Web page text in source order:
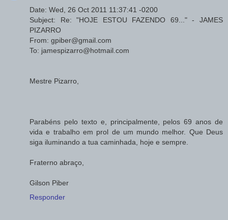
Date: Wed, 26 Oct 2011 11:37:41 -0200
Subject: Re: "HOJE ESTOU FAZENDO 69..." - JAMES
PIZARRO
From: gpiber@gmail.com
To: jamespizarro@hotmail.com
Mestre Pizarro,
Parabéns pelo texto e, principalmente, pelos 69 anos de
vida e trabalho em prol de um mundo melhor. Que Deus
siga iluminando a tua caminhada, hoje e sempre.
Fraterno abraço,
Gilson Piber
Responder